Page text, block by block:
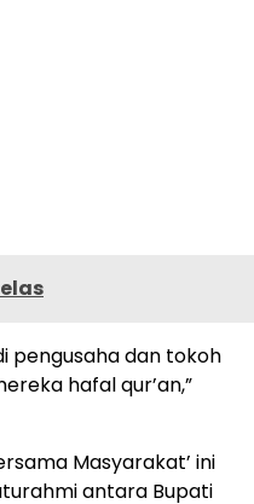
pengusaha dan tokoh
hafal qur’an,”
Masyarakat’ ini
antara Bupati